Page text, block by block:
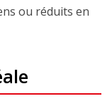
ou réduits en